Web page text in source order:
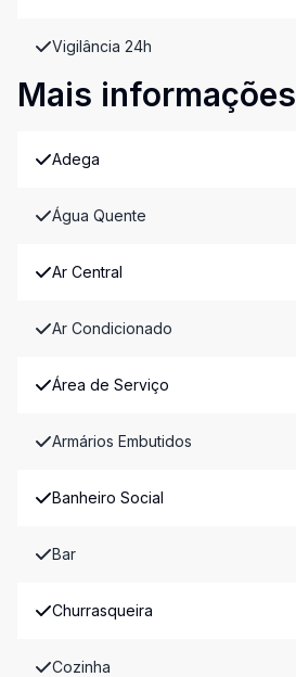
Vigilância 24h
Mais informações
Adega
Água Quente
Ar Central
Ar Condicionado
Área de Serviço
Armários Embutidos
Banheiro Social
Bar
Churrasqueira
Cozinha